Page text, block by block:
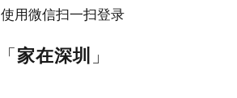
使用微信扫一扫登录
「家在深圳 」